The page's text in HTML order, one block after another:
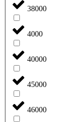
38000
4000
40000
45000
46000